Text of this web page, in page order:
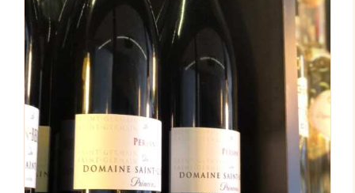
AJOUTER AU PANIER
DÉTAILS